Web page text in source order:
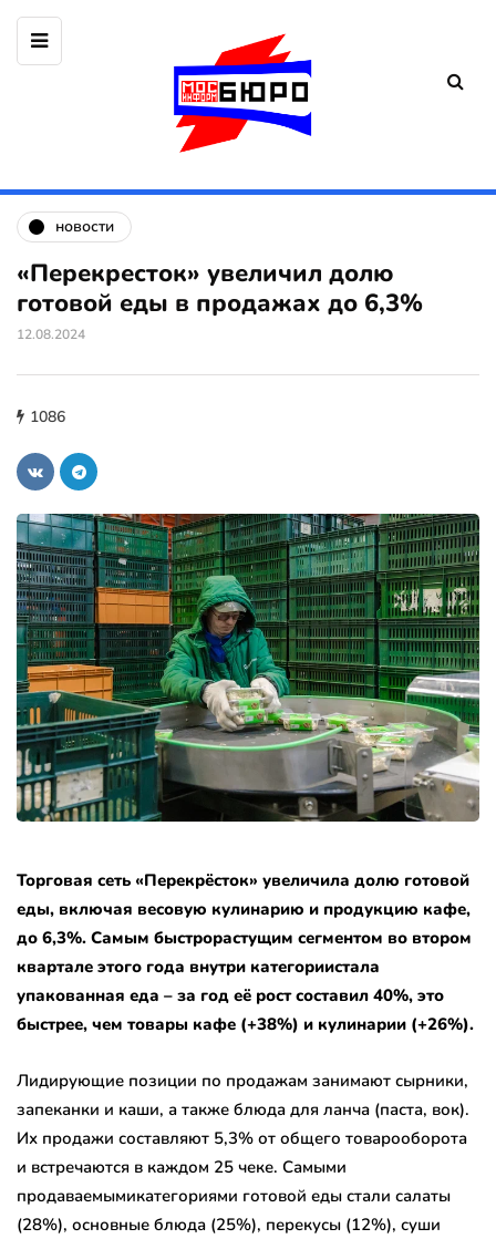
новости
«Перекресток» увеличил долю
готовой еды в продажах до 6,3%
12.08.2024
1086
Торговая сеть «Перекрёсток» увеличила долю готовой
еды, включая весовую кулинарию и продукцию кафе,
до 6,3%. Самым быстрорастущим сегментом во втором
квартале этого года внутри категориистала
упакованная еда – за год её рост составил 40%, это
быстрее, чем товары кафе (+38%) и кулинарии (+26%).
Лидирующие позиции по продажам занимают сырники,
запеканки и каши, а также блюда для ланча (паста, вок).
Их продажи составляют 5,3% от общего товарооборота
и встречаются в каждом 25 чеке. Самыми
продаваемымикатегориями готовой еды стали салаты
(28%), основные блюда (25%), перекусы (12%), суши